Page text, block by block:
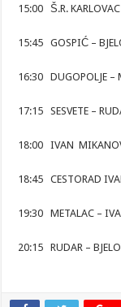
15:00 Š.R.
15:45 GOSPIĆ –
16:30 DUGOPOLJE –
17:15 SESVETE –
18:00 IVAN
18:45 CESTORAD
19:30 METALAC –
20:15 RUDAR –